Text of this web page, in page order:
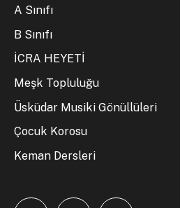
A Sınıfı
B Sınıfı
İCRA HEYETİ
Meşk Topluluğu
Üsküdar Musiki Gönüllüleri
Çocuk Korosu
Keman Dersleri